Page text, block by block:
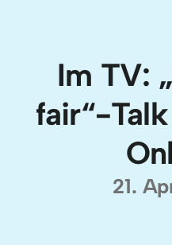
Im TV:
fair“-
21.